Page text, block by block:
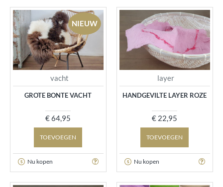
NIEUW
vacht
GROTE BONTE VACHT
€ 64,95
TOEVOEGEN
Nu kopen
layer
HANDGEVILTE LAYER ROZE
€ 22,95
TOEVOEGEN
Nu kopen